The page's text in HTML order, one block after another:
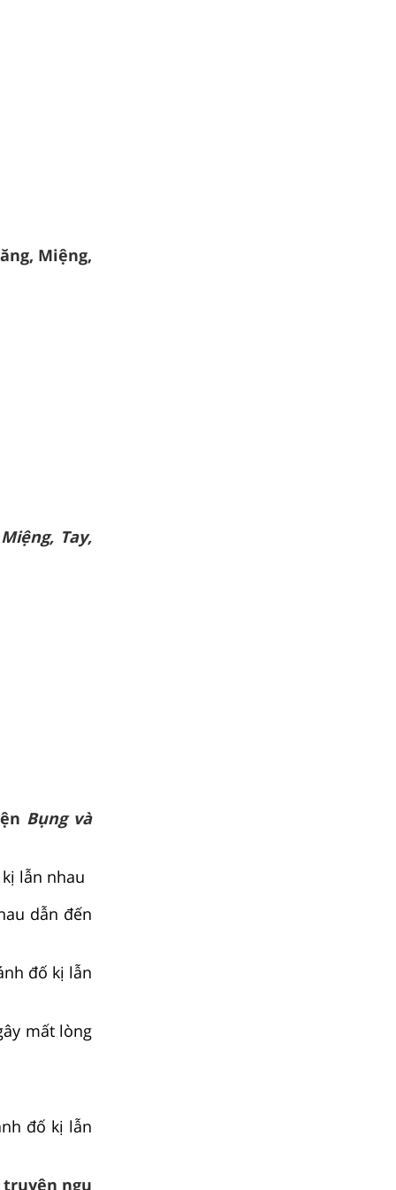
Miệng,
Tay,
Bụng và
lẫn nhau
dẫn đến
đố kị lẫn
mất lòng
đố kị lẫn
truyện ngụ